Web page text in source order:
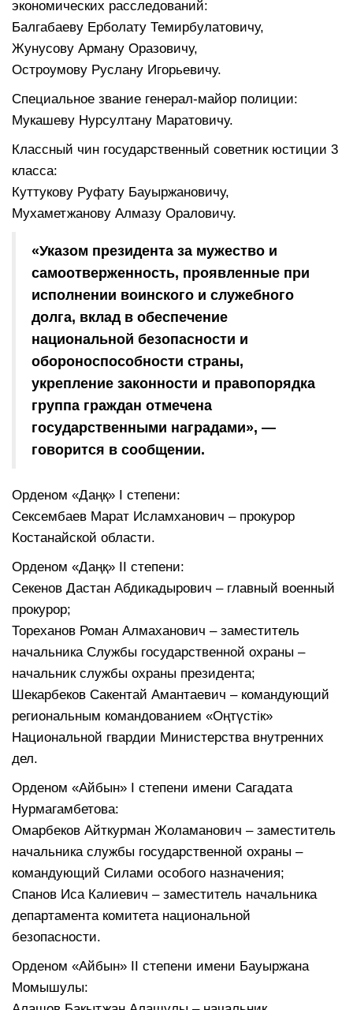
экономических расследований:
Балгабаеву Ерболату Темирбулатовичу,
Жунусову Арману Оразовичу,
Остроумову Руслану Игорьевичу.
Специальное звание генерал-майор полиции:
Мукашеву Нурсултану Маратовичу.
Классный чин государственный советник юстиции 3
класса:
Куттукову Руфату Бауыржановичу,
Мухаметжанову Алмазу Ораловичу.
«Указом президента за мужество и
самоотверженность, проявленные при
исполнении воинского и служебного
долга, вклад в обеспечение
национальной безопасности и
обороноспособности страны,
укрепление законности и правопорядка
группа граждан отмечена
государственными наградами», —
говорится в сообщении.
Орденом «Даңқ» I степени:
Сексембаев Марат Исламханович – прокурор
Костанайской области.
Орденом «Даңқ» II степени:
Секенов Дастан Абдикадырович – главный военный
прокурор;
Тореханов Роман Алмаханович – заместитель
начальника Службы государственной охраны –
начальник службы охраны президента;
Шекарбеков Сакентай Амантаевич – командующий
региональным командованием «Оңтүстік»
Национальной гвардии Министерства внутренних
дел.
Орденом «Айбын» I степени имени Сагадата
Нурмагамбетова:
Омарбеков Айткурман Жоламанович – заместитель
начальника службы государственной охраны –
командующий Силами особого назначения;
Спанов Иса Калиевич – заместитель начальника
департамента комитета национальной
безопасности.
Орденом «Айбын» ІІ степени имени Бауыржана
Момышулы: